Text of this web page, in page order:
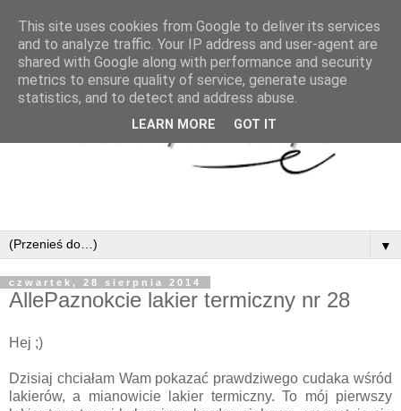
▼
czwartek, 28 sierpnia 2014
AllePaznokcie lakier termiczny nr 28
Hej ;)
Dzisiaj chciałam Wam pokazać prawdziwego cudaka wśród
lakierów, a mianowicie lakier termiczny. To mój pierwszy
This site uses cookies from Google to deliver its services
and to analyze traffic. Your IP address and user-agent are
shared with Google along with performance and security
metrics to ensure quality of service, generate usage
statistics, and to detect and address abuse.
LEARN MORE GOT IT